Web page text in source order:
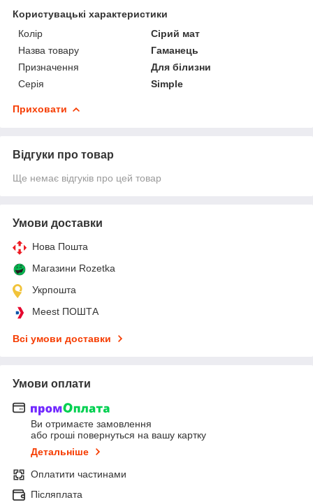
Користувацькі характеристики
Колір
Сірий мат
Назва товару
Гаманець
Призначення
Для білизни
Серія
Simple
Приховати
Відгуки про товар
Ще немає відгуків про цей товар
Умови доставки
Нова Пошта
Магазини Rozetka
Укрпошта
Meest ПОШТА
Всі умови доставки
Умови оплати
Ви отримаєте замовлення
або гроші повернуться на вашу картку
Детальніше
Оплатити частинами
Післяплата